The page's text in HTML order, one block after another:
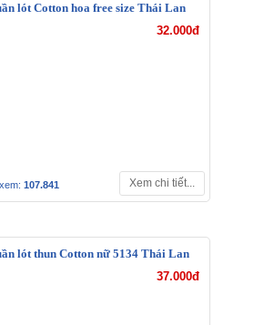
Quần lót Cotton hoa
free size Thái Lan
107.841 Xem chi tiết...
lót thun Cotton nữ 5134 Thái Lan
37.000đ